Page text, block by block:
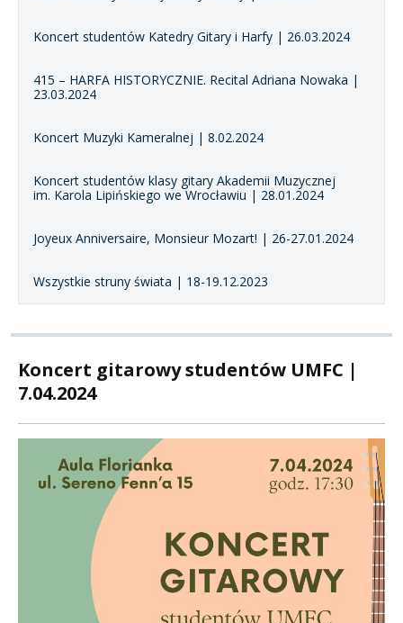
Koncert studentów Katedry Gitary i Harfy | 26.03.2024
415 – HARFA HISTORYCZNIE. Recital Adriana Nowaka |
23.03.2024
Koncert Muzyki Kameralnej | 8.02.2024
Koncert studentów klasy gitary Akademii Muzycznej
im. Karola Lipińskiego we Wrocławiu | 28.01.2024
Joyeux Anniversaire, Monsieur Mozart! | 26-27.01.2024
Wszystkie struny świata | 18-19.12.2023
Koncert gitarowy studentów UMFC |
7.04.2024